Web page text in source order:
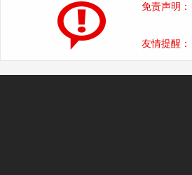
免责声明：
友情提醒：